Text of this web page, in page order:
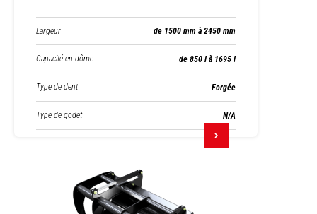
Largeur de 1500 mm à 2450 mm
Capacité en dôme de 850 l à 1695 l
Type de dent Forgée
Type de godet N/A